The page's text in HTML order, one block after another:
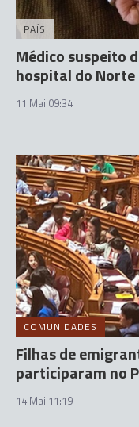
PAÍS
Médico suspeito
hospital do Norte
11 Mai 09:34
COMUNIDADES
Filhas de
participaram no
14 Mai 11:19